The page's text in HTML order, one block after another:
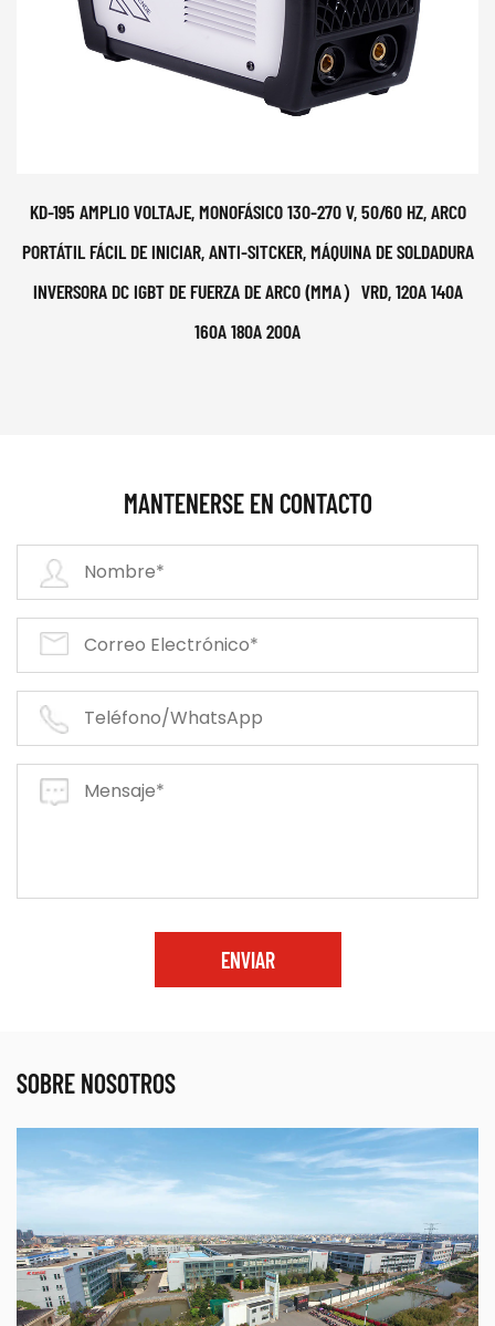
KD-195 AMPLIO VOLTAJE, MONOFÁSICO 130-270 V, 50/60 HZ, ARCO
PORTÁTIL FÁCIL DE INICIAR, ANTI-SITCKER, MÁQUINA DE SOLDADURA
INVERSORA DC IGBT DE FUERZA DE ARCO (MMA）VRD, 120A 140A
160A 180A 200A
MANTENERSE EN CONTACTO
ENVIAR
SOBRE NOSOTROS